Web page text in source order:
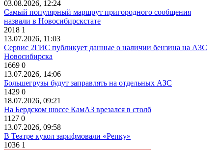
03.08.2026, 12:24
Самый популярный маршрут пригородного сообщения
назвали в Новосибирскстате
2018 1
13.07.2026, 11:03
Сервис 2ГИС публикует данные о наличии бензина на АЗС
Новосибирска
1669 0
13.07.2026, 14:06
Большегрузы будут заправлять на отдельных АЗС
1429 0
18.07.2026, 09:21
На Бердском шоссе КамАЗ врезался в столб
1127 0
13.07.2026, 09:58
В Театре кукол зарифмовали «Репку»
1036 1